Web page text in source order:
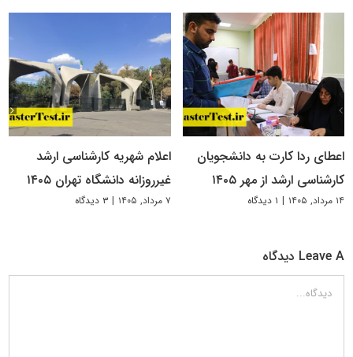
اعطای ردا کارت به دانشجویان
کارشناسی ارشد از مهر ۱۴۰۵
۱۴ مرداد, ۱۴۰۵ | ۱ دیدگاه
اعلام شهریه کارشناسی ارشد
غیرروزانه دانشگاه تهران ۱۴۰۵
۷ مرداد, ۱۴۰۵ | ۳ دیدگاه
Leave A دیدگاه
دیدگاه